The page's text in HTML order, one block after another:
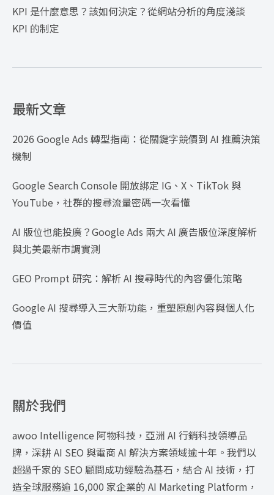
KPI 是什麼意思？該如何決定？從網站分析的角度淺談
KPI 的制定
最新文章
2026 Google Ads 轉型指南：從關鍵字競價到 AI 推薦決策
機制
Google Search Console 開放綁定 IG、X、TikTok 與
YouTube，社群的搜尋流量密碼一次看懂
AI 版位也能投廣？Google Ads 兩大 AI 廣告版位深度解析
與北美最新市調實測
GEO Prompt 研究：解析 AI 搜尋時代的內容優化策略
Google AI 搜尋導入三大新功能，重塑原創內容與個人化
價值
關於我們
awoo Intelligence 阿物科技，亞洲 AI 行銷科技領導品
牌，深耕 AI SEO 與電商 AI 解決方案領域逾十年。我們以
超過千家的 SEO 顧問成功經驗為基石，結合 AI 技術，打
造全球服務逾 16,000 家企業的 AI Marketing Platform，